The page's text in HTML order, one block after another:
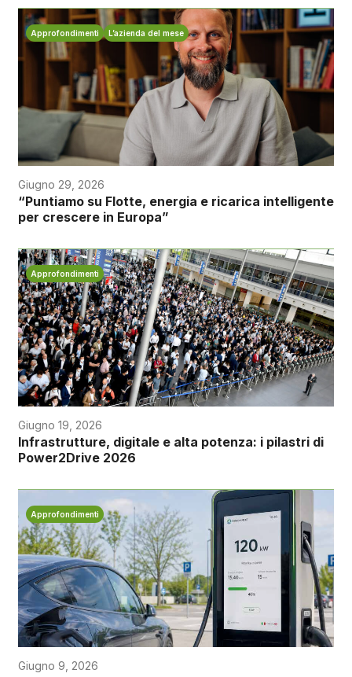
Approfondimenti L’azienda del mese
Giugno 29, 2026
“Puntiamo su Flotte, energia e ricarica intelligente
per crescere in Europa”
Approfondimenti
Giugno 19, 2026
Infrastrutture, digitale e alta potenza: i pilastri di
Power2Drive 2026
Approfondimenti
Giugno 9, 2026